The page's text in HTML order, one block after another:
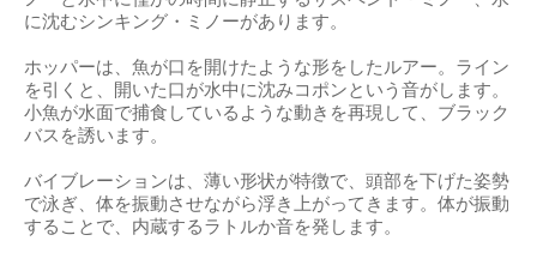
に沈むシンキング・ミノーがあります。
ホッパーは、魚が口を開けたような形をしたルアー。ライン
を引くと、開いた口が水中に沈みコポンという音がします。
小魚が水面で捕食しているような動きを再現して、ブラック
バスを誘います。
バイブレーションは、薄い形状が特徴で、頭部を下げた姿勢
で泳ぎ、体を振動させながら浮き上がってきます。体が振動
することで、内蔵するラトルか音を発します。